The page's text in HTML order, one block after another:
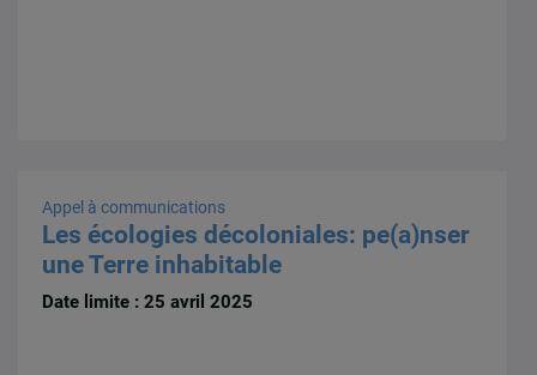
Appel à communications
Les écologies décoloniales: pe(a)nser
une Terre inhabitable
Date limite : 25 avril 2025